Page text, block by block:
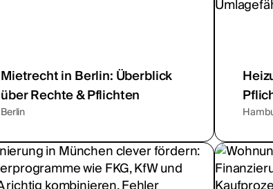
Mietrecht in Berlin: Überblick
über Rechte & Pflichten
Berlin